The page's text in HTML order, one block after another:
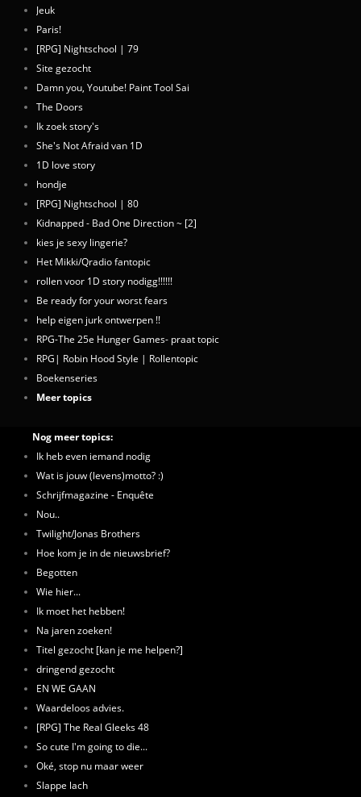
Jeuk
Paris!
[RPG] Nightschool | 79
Site gezocht
Damn you, Youtube! Paint Tool Sai
The Doors
Ik zoek story's
She's Not Afraid van 1D
1D love story
hondje
[RPG] Nightschool | 80
Kidnapped - Bad One Direction ~ [2]
kies je sexy lingerie?
Het Mikki/Qradio fantopic
rollen voor 1D story nodigg!!!!!!
Be ready for your worst fears
help eigen jurk ontwerpen !!
RPG-The 25e Hunger Games- praat topic
RPG| Robin Hood Style | Rollentopic
Boekenseries
Meer topics
Nog meer topics:
Ik heb even iemand nodig
Wat is jouw (levens)motto? :)
Schrijfmagazine - Enquête
Nou..
Twilight/Jonas Brothers
Hoe kom je in de nieuwsbrief?
Begotten
Wie hier...
Ik moet het hebben!
Na jaren zoeken!
Titel gezocht [kan je me helpen?]
dringend gezocht
EN WE GAAN
Waardeloos advies.
[RPG] The Real Gleeks 48
So cute I'm going to die...
Oké, stop nu maar weer
Slappe lach